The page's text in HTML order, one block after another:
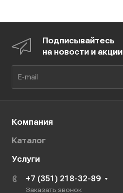
Подписывайтесь
на новости и акции
Компания
Каталог
Услуги
+7 (351) 218-32-89
Заказать звонок